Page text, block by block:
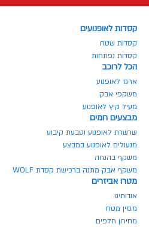
קסדות לאופנועים
קסדות שטח
קסדות נפתחות
הכל לרוכב
ארגז לאופנוע
משקפי אבק
מעיל קיץ לאופנוע
מבצעים חמים
שרשרת לאופנוע וטבעת קיבוע
מנעולים לאופנוע במבצע
משקף בהנחה
משקף אבק מתנה ברכישת קסדת WOLF
מטרו אביזרים
אודותינו
מגזין מטרו
מחירון חלפים